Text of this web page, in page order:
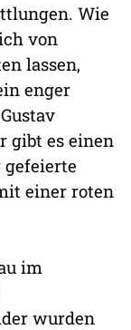
Wie
von
lassen,
enger
gibt es einen
einer roten
im
wurden